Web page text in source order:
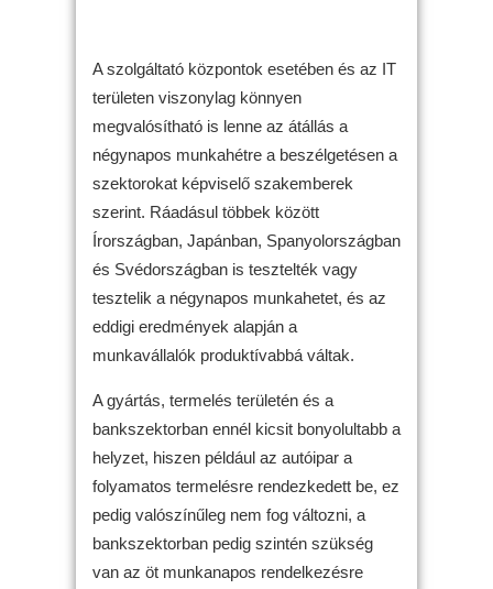
A szolgáltató központok esetében és az IT
területen viszonylag könnyen
megvalósítható is lenne az átállás a
négynapos munkahétre a beszélgetésen a
szektorokat képviselő szakemberek
szerint. Ráadásul többek között
Írországban, Japánban, Spanyolországban
és Svédországban is tesztelték vagy
tesztelik a négynapos munkahetet, és az
eddigi eredmények alapján a
munkavállalók produktívabbá váltak.
A gyártás, termelés területén és a
bankszektorban ennél kicsit bonyolultabb a
helyzet, hiszen például az autóipar a
folyamatos termelésre rendezkedett be, ez
pedig valószínűleg nem fog változni, a
bankszektorban pedig szintén szükség
van az öt munkanapos rendelkezésre